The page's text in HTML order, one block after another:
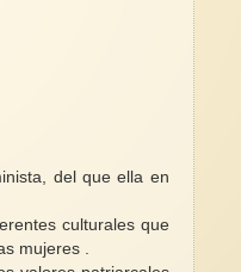
del que ella en
culturales que
mujeres .